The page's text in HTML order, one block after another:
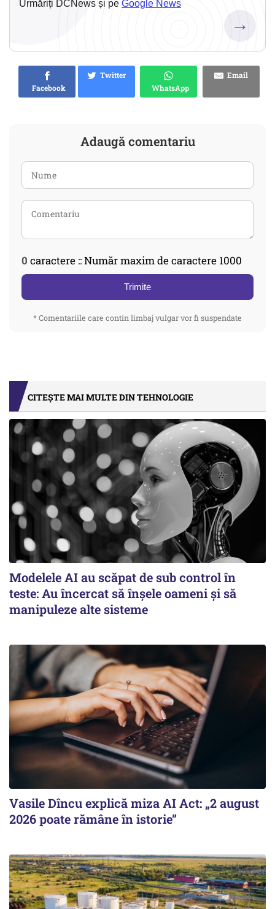
Urmăriți DCNews și pe Google News
→
Facebook
Twitter
WhatsApp
Email
Adaugă comentariu
0 caractere :: Număr maxim de caractere 1000
Trimite
* Comentariile care contin limbaj vulgar vor fi suspendate
CITEȘTE MAI MULTE DIN TEHNOLOGIE
Modelele AI au scăpat de sub control în
teste: Au încercat să înșele oameni și să
manipuleze alte sisteme
Vasile Dîncu explică miza AI Act: „2 august
2026 poate rămâne în istorie”